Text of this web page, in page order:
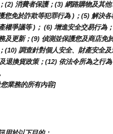
(2) 消費者保護；(3) 網路購物及其
您免於詐欺等犯罪行為 )；(5) 解決
權爭議等 )； (6) 增進安全交易行為
及更新；(9) 偵測並保護您及商店免
(10) 調查針對個人安全、財產安全
退換貨政策；(12) 依法令所為之行
業務的所有內容]